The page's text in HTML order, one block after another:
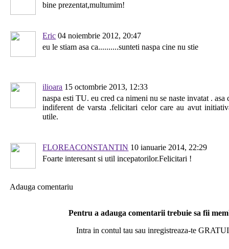
bine prezentat,multumim!
Eric 04 noiembrie 2012, 20:47
eu le stiam asa ca..........sunteti naspa cine nu stie
ilioara 15 octombrie 2013, 12:33
naspa esti TU. eu cred ca nimeni nu se naste invatat .
indiferent de varsta .felicitari celor care au avut
utile.
FLOREACONSTANTIN 10 ianuarie 2014, 22:29
Foarte interesant si util incepatorilor.Felicitari !
Adauga comentariu
Pentru a adauga comentarii trebuie sa fii
Intra in contul tau sau inregistreaza-te